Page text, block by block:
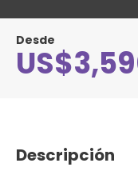
Desde
Descripción